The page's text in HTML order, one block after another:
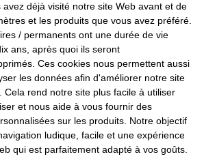
déjà visité notre site Web avant et de
et les produits que vous avez préféré.
/ permanents ont une durée de vie
ans, après quoi ils seront
Ces cookies nous permettent aussi
les données afin d'améliorer notre site
Cela rend notre site plus facile à utiliser
et nous aide à vous fournir des
sur les produits. Notre objectif
ludique, facile et une expérience
qui est parfaitement adapté à vos goûts.